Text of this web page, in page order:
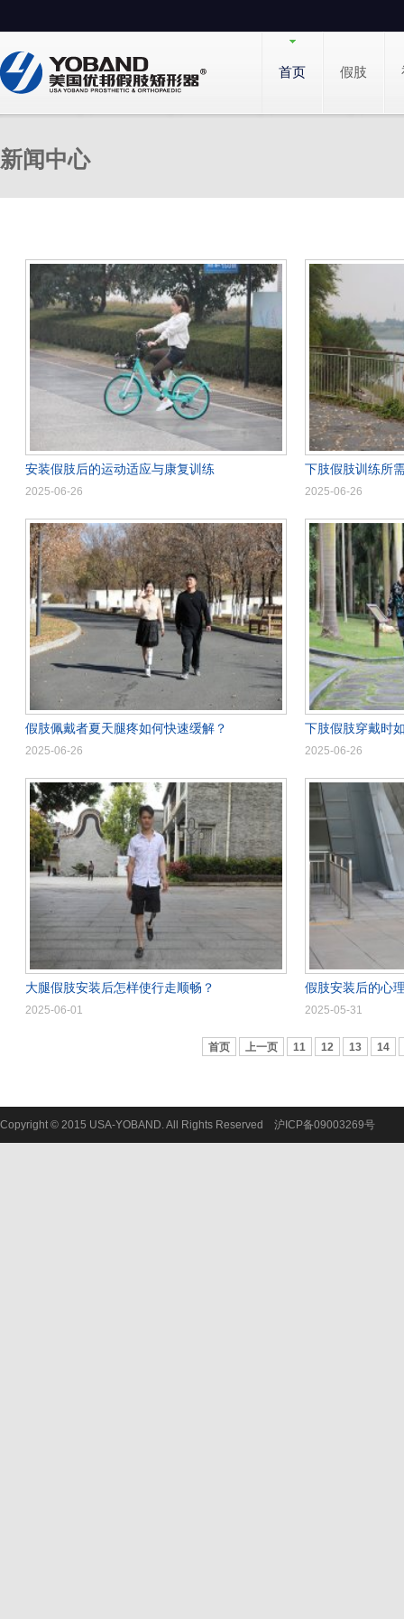
首页 假肢
新闻中心
安装假肢后的运动适应与康复训练
2025-06-26
下肢假肢训练所
2025-06-26
假肢佩戴者夏天腿疼如何快速缓解？
2025-06-26
下肢假肢穿戴时
2025-06-26
大腿假肢安装后怎样使行走顺畅？
2025-06-01
假肢安装后的心
2025-05-31
首页 上一页 11 12 13 14
Copyright © 2015 USA-YOBAND. All Rights Reserved 沪ICP备09003269号